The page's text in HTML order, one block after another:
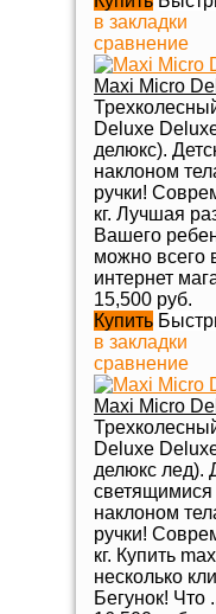
в закладки
сравнение
Maxi Micro
Deluxe
делюкс).
наклоном
ручки!
кг. Лучшая
Вашего
можно всего
интернет
15,500 руб.
Купить
в закладки
сравнение
Maxi Micro
Deluxe
делюкс лед).
светящимися
наклоном
ручки!
кг. Купить
несколько
Бегунок! Что